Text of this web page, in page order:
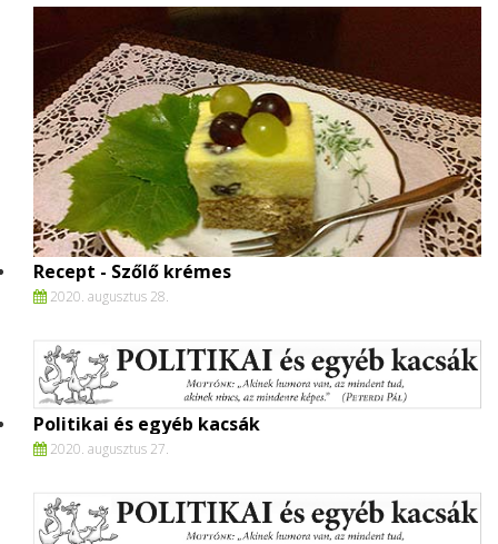
Recept - Szőlő krémes
2020. augusztus 28.
Politikai és egyéb kacsák
2020. augusztus 27.